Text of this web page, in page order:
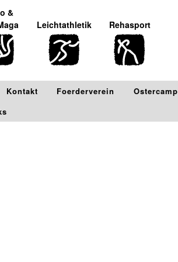
&
Leichtathletik Rehasport
Kontakt Foerderverein
Ostercamp